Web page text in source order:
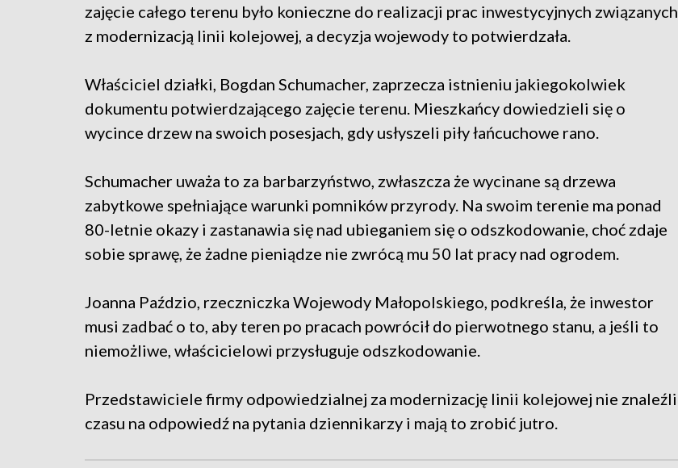
zajęcie całego terenu było konieczne do realizacji prac inwestycyjnych związanych
z modernizacją linii kolejowej, a decyzja wojewody to potwierdzała.
Właściciel działki, Bogdan Schumacher, zaprzecza istnieniu jakiegokolwiek
dokumentu potwierdzającego zajęcie terenu. Mieszkańcy dowiedzieli się o
wycince drzew na swoich posesjach, gdy usłyszeli piły łańcuchowe rano.
Schumacher uważa to za barbarzyństwo, zwłaszcza że wycinane są drzewa
zabytkowe spełniające warunki pomników przyrody. Na swoim terenie ma ponad
80-letnie okazy i zastanawia się nad ubieganiem się o odszkodowanie, choć zdaje
sobie sprawę, że żadne pieniądze nie zwrócą mu 50 lat pracy nad ogrodem.
Joanna Paździo, rzeczniczka Wojewody Małopolskiego, podkreśla, że inwestor
musi zadbać o to, aby teren po pracach powrócił do pierwotnego stanu, a jeśli to
niemożliwe, właścicielowi przysługuje odszkodowanie.
Przedstawiciele firmy odpowiedzialnej za modernizację linii kolejowej nie znaleźli
czasu na odpowiedź na pytania dziennikarzy i mają to zrobić jutro.